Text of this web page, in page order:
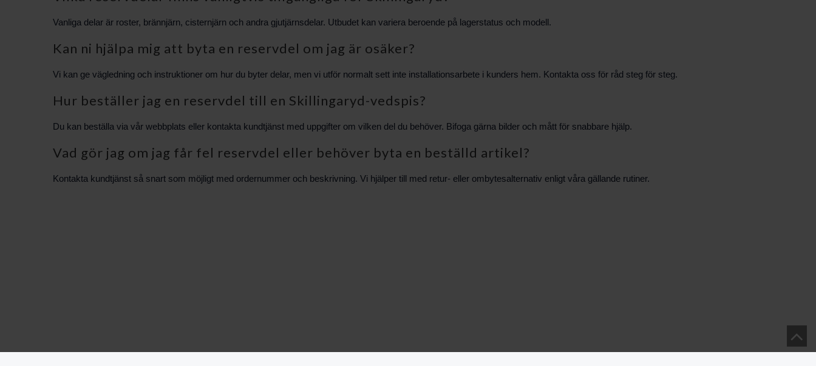
Vanliga delar är roster, brännjärn, cisternjärn och andra gjutjärnsdelar. Utbudet kan variera beroende på lagerstatus och modell.
Kan ni hjälpa mig att byta en reservdel om jag är osäker?
Vi kan ge vägledning och instruktioner om hur du byter delar, men vi utför normalt sett inte installationsarbete i kunders hem. Kontakta oss för råd steg för steg.
Hur beställer jag en reservdel till en Skillingaryd-vedspis?
Du kan beställa via vår webbplats eller kontakta kundtjänst med uppgifter om vilken del du behöver. Bifoga gärna bilder och mått för snabbare hjälp.
Vad gör jag om jag får fel reservdel eller behöver byta en beställd artikel?
Kontakta kundtjänst så snart som möjligt med ordernummer och beskrivning. Vi hjälper till med retur- eller ombytesalternativ enligt våra gällande rutiner.